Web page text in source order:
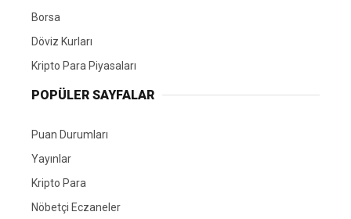
Borsa
Döviz Kurları
Kripto Para Piyasaları
POPÜLER SAYFALAR
Puan Durumları
Yayınlar
Kripto Para
Nöbetçi Eczaneler